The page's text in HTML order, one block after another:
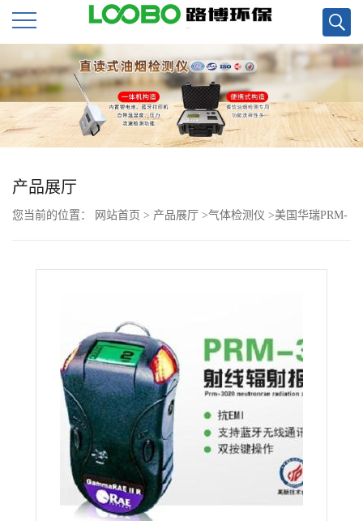
公
司
首
页
公
产品展厅
您当前的位置： 网站首页 > 产品展厅 >气体检测仪 >美国华瑞PRM-